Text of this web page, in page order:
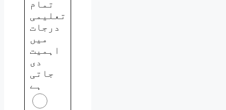
تمام
تعلیمی
درجات
میں
اہمیت
دی
جاتی
ہے